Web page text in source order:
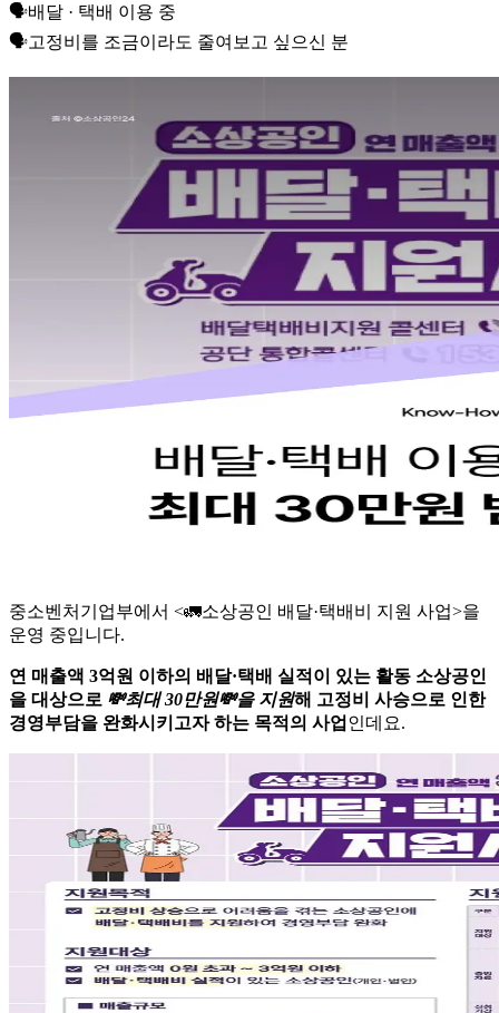
🗣️배달 · 택배 이용 중
🗣️고정비를 조금이라도 줄여보고 싶으신 분
중소벤처기업부에서 <🚛소상공인 배달·택배비 지원 사업>을
운영 중입니다.
연 매출액 3억원 이하의 배달·택배 실적이 있는 활동 소상공인
을 대상으로 💸최대 30만원💸을 지원해 고정비 사승으로 인한
경영부담을 완화시키고자 하는 목적의 사업 인데요.